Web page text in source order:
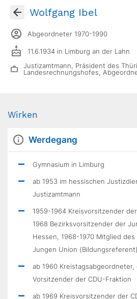
Wolfgang Ibel
Abgeordneter 1970-1990
11.6.1934 in Limburg an der Lahn
Justizamtmann, Präsident des
Landesrechnungshofes,
Wirken
Werdegang
Gymnasium in Limburg
ab 1953 im hessischen
Justizamtmann
1959-1964 Kreisvorsitzender
1968 Bezirksvorsitzender der
Hessen, 1968-1970 Mitglied
Jungen Union (Bildungsreferent)
ab 1960 Kreistagsabgeordneter,
Vorsitzender der CDU-Fraktion
ab 1969 Kreisvorsitzender der